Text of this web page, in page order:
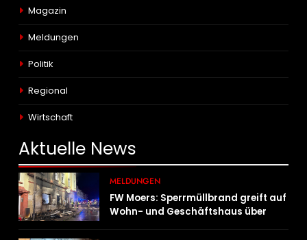
Magazin
Meldungen
Politik
Regional
Wirtschaft
Aktuelle News
MELDUNGEN
FW Moers: Sperrmüllbrand greift auf
Wohn- und Geschäftshaus über